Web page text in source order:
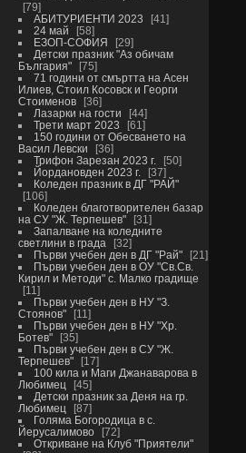
79
АБИТУРИЕНТИ 2023
41
24 май
58
ЕЗОП-СОФИЯ
29
Детски празник "Аз обичам
България"
75
71 години от смъртта на Асен
Илиев, Стоил Косовск и Георги
Стоименов
36
Лазарки на гости
44
Трети март 2023
61
150 години от Обесването на
Васил Левски
36
Трифон Зарезан 2023 г.
50
Йордановден 2023 г.
37
Коледен празник в ДГ "РАЙ"
106
Коледен благотворителен базар
на СУ "Ж. Терпешев"
31
Запалване на коледните
светлини в града
32
Първи учебен ден в ДГ "Рай"
21
Първи учебен ден в ОУ "Св.Св.
Кирил и Методи" с. Малко градище
11
Първи учебен ден в НУ "З.
Стоянов"
11
Първи учебен ден в НУ "Хр.
Ботев"
35
Първи учебен ден в СУ "Ж.
Терпешев"
17
100 кила и Маги Джанаварова в
Любимец
45
Детски празник за Деня на гр.
Любимец
87
Голяма Богородица в с.
Йерусалимово
72
Откриване на Клуб "Приятели"